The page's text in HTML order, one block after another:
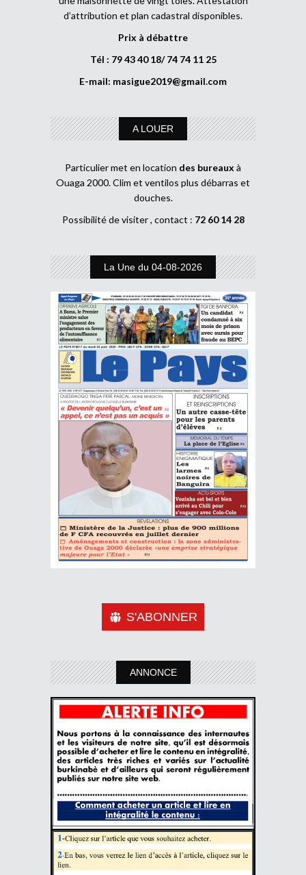
d’attribution et plan cadastral disponibles.
Prix à débattre
Tél : 79 43 40 18/ 74 74 11 25
E-mail: masigue2019@gmail.com
A LOUER
Particulier met en location des bureaux à
Ouaga 2000. Clim et ventilos plus débarras et
douches.
Possibilité de visiter , contact : 72 60 14 28
La Une du 04-08-2026
S'ABONNER
ANNONCE